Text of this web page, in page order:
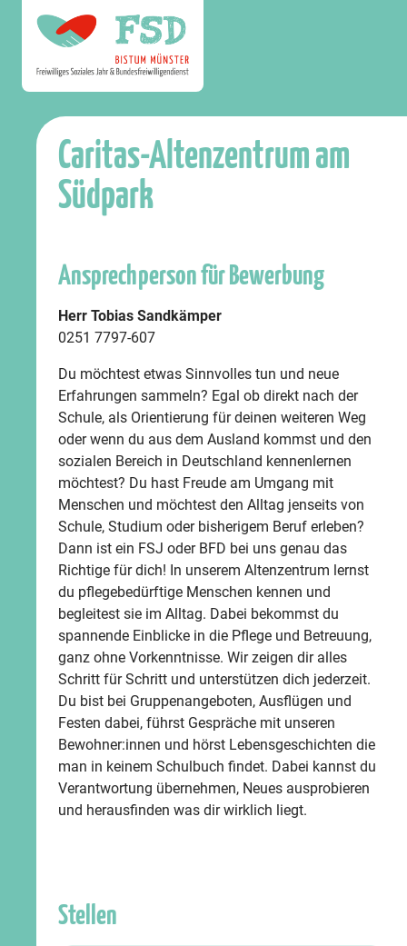
Caritas-Altenzentrum am
Südpark
Ansprechperson für Bewerbung
Herr Tobias Sandkämper
0251 7797-607
Du möchtest etwas Sinnvolles tun und neue
Erfahrungen sammeln? Egal ob direkt nach der
Schule, als Orientierung für deinen weiteren Weg
oder wenn du aus dem Ausland kommst und den
sozialen Bereich in Deutschland kennenlernen
möchtest? Du hast Freude am Umgang mit
Menschen und möchtest den Alltag jenseits von
Schule, Studium oder bisherigem Beruf erleben?
Dann ist ein FSJ oder BFD bei uns genau das
Richtige für dich! In unserem Altenzentrum lernst
du pflegebedürftige Menschen kennen und
begleitest sie im Alltag. Dabei bekommst du
spannende Einblicke in die Pflege und Betreuung,
ganz ohne Vorkenntnisse. Wir zeigen dir alles
Schritt für Schritt und unterstützen dich jederzeit.
Du bist bei Gruppenangeboten, Ausflügen und
Festen dabei, führst Gespräche mit unseren
Bewohner:innen und hörst Lebensgeschichten die
man in keinem Schulbuch findet. Dabei kannst du
Verantwortung übernehmen, Neues ausprobieren
und herausfinden was dir wirklich liegt.
Stellen